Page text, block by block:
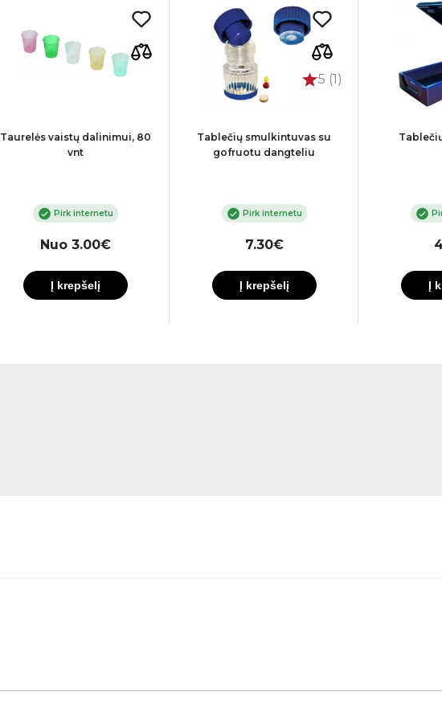
Taurelės vaistų dalinimui, 80
vnt
Pirk internetu
Nuo 3.00€
Į krepšelį
Tablečių smulkintuvas su
gofruotu dangteliu
Pirk internetu
7.30€
Į krepšelį
5 (1)
Į